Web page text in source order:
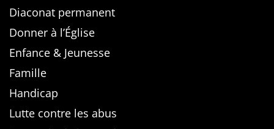
Diaconat permanent
Donner à l’Église
Enfance & Jeunesse
Famille
Handicap
Lutte contre les abus